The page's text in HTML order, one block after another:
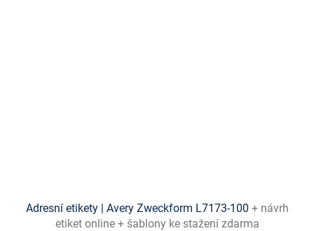
Adresní etikety | Avery Zweckform L7173-100 + návrh
etiket online + šablony ke stažení zdarma